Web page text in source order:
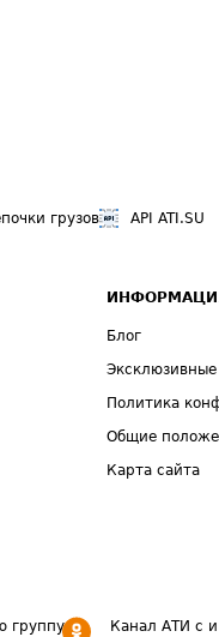
грузов API ATI.SU
Блог
Политика
Общие
Карта сайта
группу Канал АТИ с